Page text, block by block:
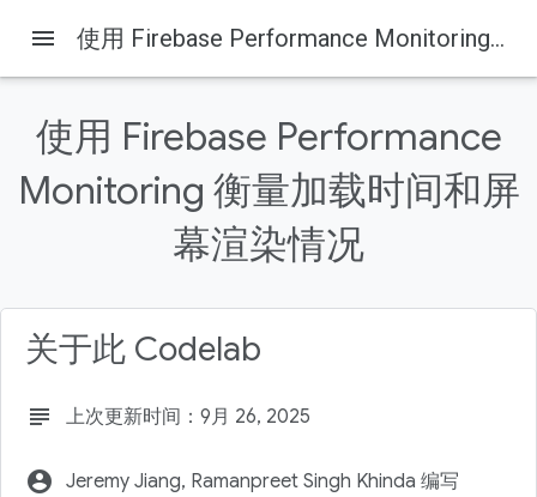
Firebase Firebase Codelabs
1. 简介
Firebase Performance Monitoring 不是开箱即用，可提
供这些性能指标吗？
menu 使用 Firebase Performance Monitoring 衡量加载时间和屏幕渲染情况
使用 Firebase Performance
Monitoring 衡量加载时间和屏
幕渲染情况
关于此 Codelab
subject 上次更新时间：9月 26, 2025
account_circle Jeremy Jiang, Ramanpreet Singh Khinda 编写